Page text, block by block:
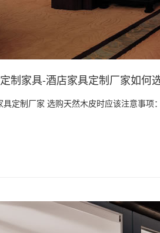
制家具-酒店家具定制厂家如何
具定制厂家 选购天然木皮时应该注意事